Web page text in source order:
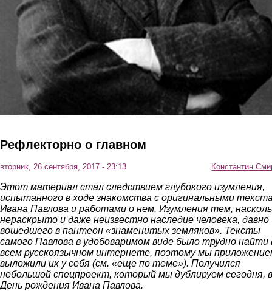
Рефлекторно о главном
вторник, 26 сентября, 2017 - 23:13 Константин
Этот материал стал следствием глубокого изумления,
испытанного в ходе знакомства с оригинальными
Ивана Павлова и работами о нем. Изумления тем,
нераскрыто и даже неизвестно наследие человека, давно
вошедшего в пантеон «знаменитых земляков». Тексты
самого Павлова в удобоваримом виде было трудно найти
всем русскоязычном интернете, поэтому мы
выложили их у себя (см. «еще по теме»). Получился
небольшой спецпроект, который мы дублируем сегодня, в
День рождения Ивана Павлова.